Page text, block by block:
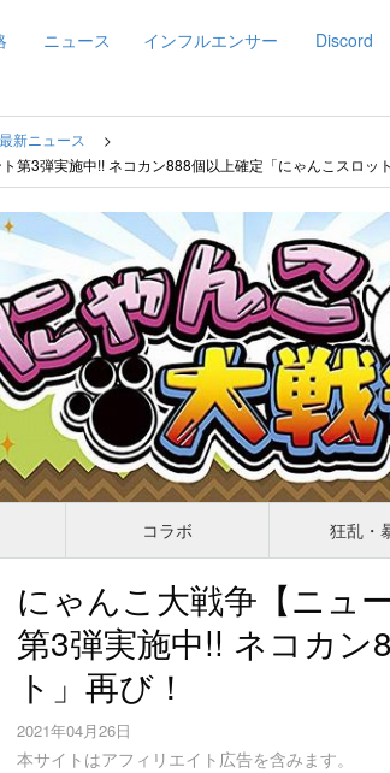
ニュース インフルエンサー Discord
最新ニュース
第3弾実施中!! ネコカン888個以上確定「にゃんこスロッ
コラボ 狂乱・
にゃんこ大戦争【ニュ
第3弾実施中!! ネコカン
ト」再び！
2021年04月26日
本サイトはアフィリエイト広告を含みます。